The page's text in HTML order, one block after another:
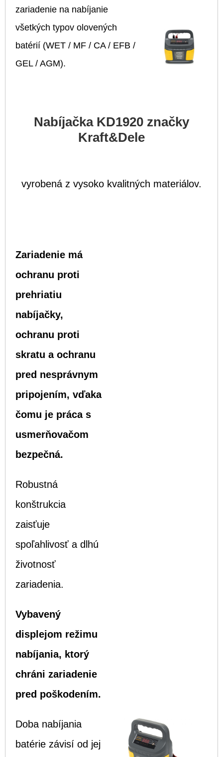
zariadenie na nabíjanie
všetkých typov olovených
batérií (WET / MF / CA / EFB /
GEL / AGM).
Nabíjačka KD1920 značky
Kraft&Dele
vyrobená z vysoko kvalitných materiálov.
Zariadenie má
ochranu proti
prehriatiu
nabíjačky,
ochranu proti
skratu a ochranu
pred nesprávnym
pripojením, vďaka
čomu je práca s
usmerňovačom
bezpečná.
Robustná
konštrukcia
zaisťuje
spoľahlivosť a dlhú
životnosť
zariadenia.
Vybavený
displejom režimu
nabíjania, ktorý
chráni zariadenie
pred poškodením.
Doba nabíjania
batérie závisí od jej